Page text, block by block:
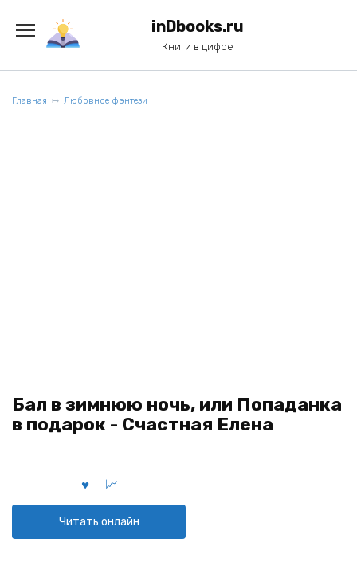
содержанию
inDbooks.ru
Книги в цифре
Главная Любовное фэнтези
Бал в зимнюю ночь, или Попаданка
в подарок - Счастная Елена
Читать онлайн